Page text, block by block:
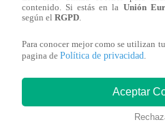
antes de Navidad?
También
contenido. Si estás en la Unión
según el RGPD.
Para conocer mejor como se utilizan
pagina de Política de privacidad.
Aceptar